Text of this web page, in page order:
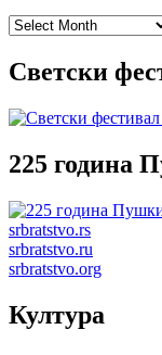
Archives
Светски
225 година
srbratstvo.rs
srbratstvo.ru
srbratstvo.org
Култура